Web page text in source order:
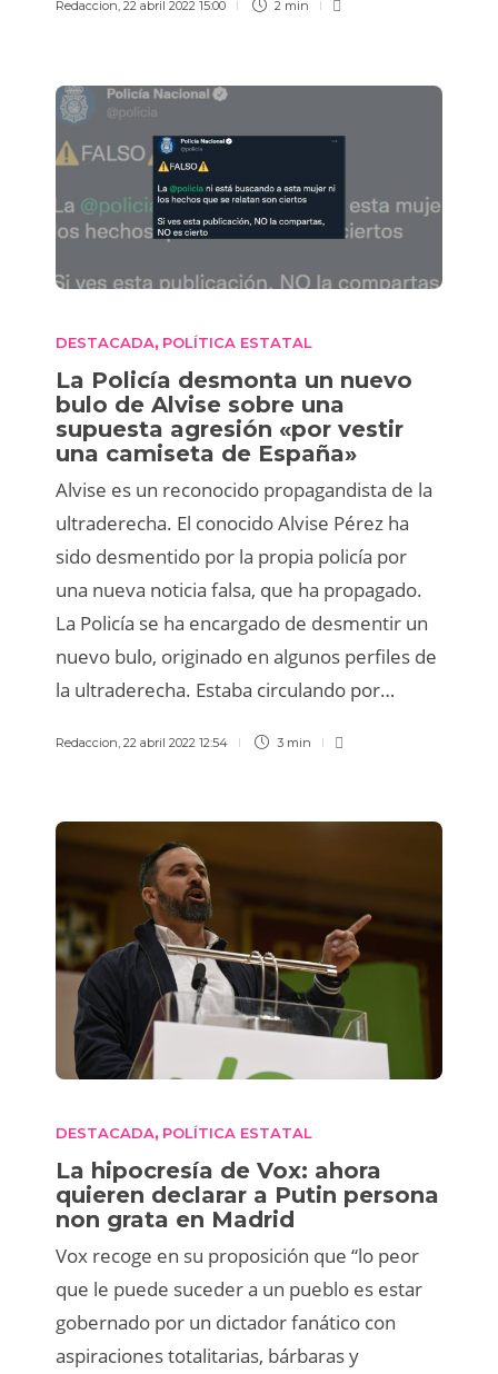
Redaccion, 22 abril 2022 15:00 2 min
DESTACADA, POLÍTICA ESTATAL
La Policía desmonta un nuevo
bulo de Alvise sobre una
supuesta agresión «por vestir
una camiseta de España»
Alvise es un reconocido propagandista de la
ultraderecha. El conocido Alvise Pérez ha
sido desmentido por la propia policía por
una nueva noticia falsa, que ha propagado.
La Policía se ha encargado de desmentir un
nuevo bulo, originado en algunos perfiles de
la ultraderecha. Estaba circulando por…
Redaccion 22 abril 2022 12:54 3 min
DESTACADA, POLÍTICA ESTATAL
La hipocresía de Vox: ahora
quieren declarar a Putin persona
non grata en Madrid
Vox recoge en su proposición que “lo peor
que le puede suceder a un pueblo es estar
gobernado por un dictador fanático con
aspiraciones totalitarias, bárbaras y